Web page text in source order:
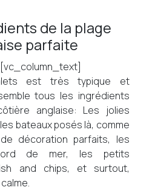
de la plage
parfaite
est très typique et
tous les ingrédients
anglaise: Les jolies
bateaux posés là, comme
décoration parfaits, les
de mer, les petits
and chips, et surtout,